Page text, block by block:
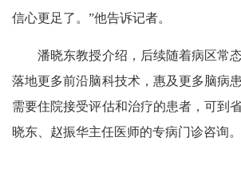
信心更足了。”他告诉记者。
潘晓东教授介绍，后续随着病区常
落地更多前沿脑科技术，惠及更多脑病
需要住院接受评估和治疗的患者，可到
晓东、赵振华主任医师的专病门诊咨询。